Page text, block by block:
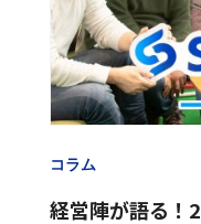
コラム
経営陣が語る